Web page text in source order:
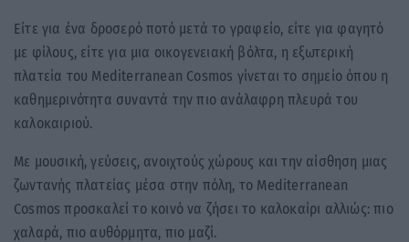
Είτε για ένα δροσερό ποτό μετά το γραφείο, είτε για φαγητό
με φίλους, είτε για μια οικογενειακή βόλτα, η εξωτερική
πλατεία του Mediterranean Cosmos γίνεται το σημείο όπου η
καθημερινότητα συναντά την πιο ανάλαφρη πλευρά του
καλοκαιριού.
Με μουσική, γεύσεις, ανοιχτούς χώρους και την αίσθηση μιας
ζωντανής πλατείας μέσα στην πόλη, το Mediterranean
Cosmos προσκαλεί το κοινό να ζήσει το καλοκαίρι αλλιώς: πιο
χαλαρά, πιο αυθόρμητα, πιο μαζί.